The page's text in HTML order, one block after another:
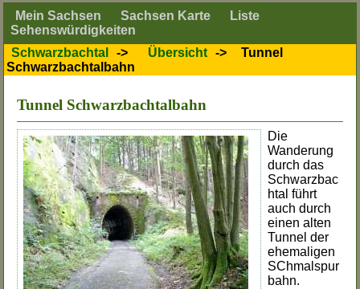
Mein Sachsen Sachsen Karte
Liste
Sehenswürdigkeiten
Schwarzbachtal
-> Übersicht ->
Tunnel
Schwarzbachtalbahn
Tunnel Schwarzbachtalbahn
Die
Wanderung
durch das
Schwarzbac
htal führt
auch durch
einen alten
Tunnel der
ehemaligen
SChmalspur
bahn.